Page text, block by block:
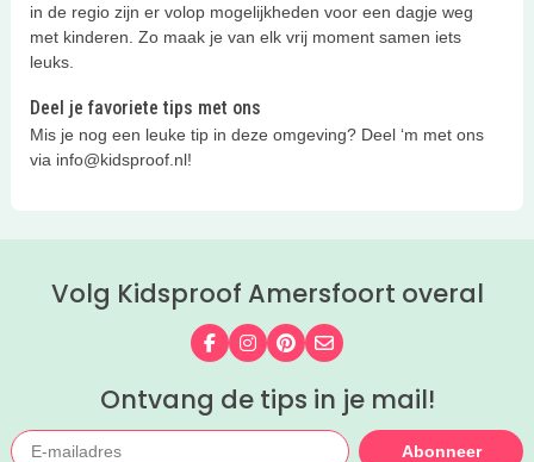
in de regio zijn er volop mogelijkheden voor een dagje weg
met kinderen. Zo maak je van elk vrij moment samen iets
leuks.
Deel je favoriete tips met ons
Mis je nog een leuke tip in deze omgeving? Deel ‘m met ons
via info@kidsproof.nl!
Volg Kidsproof Amersfoort overal
Volg ons op Facebook
Volg ons op Instagram
Volg ons op Pinterest
Mail ons
Ontvang de tips in je mail!
Abonneer